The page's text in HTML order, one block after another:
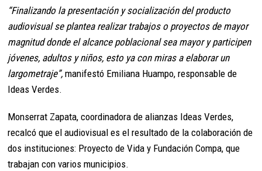
“Finalizando la presentación y socialización del producto
audiovisual se plantea realizar trabajos o proyectos de mayor
magnitud donde el alcance poblacional sea mayor y participen
jóvenes, adultos y niños, esto ya con miras a elaborar un
largometraje”, manifestó Emiliana Huampo, responsable de
Ideas Verdes.
Monserrat Zapata, coordinadora de alianzas Ideas Verdes,
recalcó que el audiovisual es el resultado de la colaboración de
dos instituciones: Proyecto de Vida y Fundación Compa, que
trabajan con varios municipios.